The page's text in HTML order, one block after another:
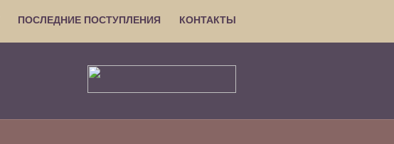
ПОСЛЕДНИЕ ПОСТУПЛЕНИЯ КОНТАКТЫ